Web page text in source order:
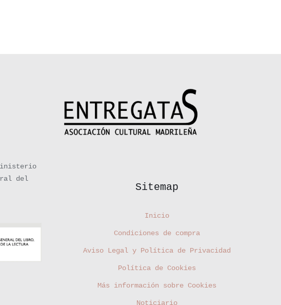
del
Sitemap
Inicio
Condiciones de compra
Aviso Legal y Política de Privacidad
Política de Cookies
Más información sobre Cookies
Noticiario